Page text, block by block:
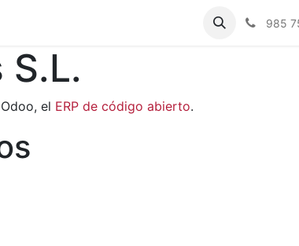
985
el ERP de código abierto.